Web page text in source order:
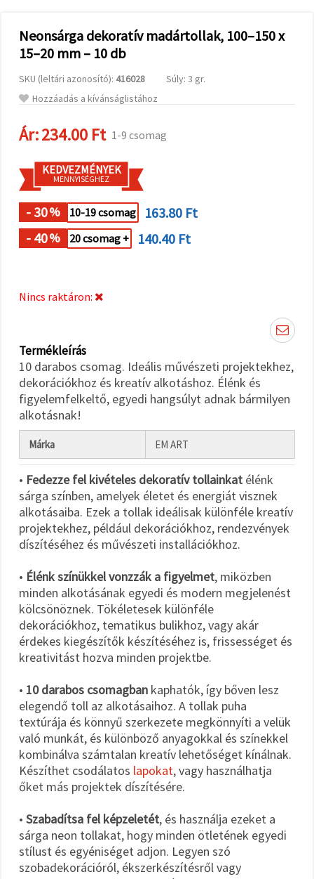
analitikai és
marketingpartnereink
segítségével
Az "Összes
elfogadása"
gombra
elfogadhatja
az összes
Beállításokban
megadhatja
preferenciáit
az adott
típusú sütik
kiválasztásával
"Mentés"
mindet
Beállítások
Neonsárga dekoratív madártollak, 100–150 x
15–20 mm – 10 db
SKU (leltári azonosító): 416028
Súly: 3 gr.
Hozzáadás a kívánságlistához
Ár:234.00 Ft 1-9 csomag
KEDVEZMÉNYEK
MENNYISÉGHEZ
- 30% 10-19 csomag
163.80 Ft
- 40% 20 csomag + 140.40 Ft
Nincs raktáron:
Termékleírás
10 darabos csomag. Ideális művészeti projektekhez,
dekorációkhoz és kreatív alkotáshoz. Élénk és
figyelemfelkeltő, egyedi hangsúlyt adnak bármilyen
alkotásnak!
Márka EM ART
• Fedezze fel kivételes dekoratív tollainkat élénk
sárga színben, amelyek életet és energiát visznek
alkotásaiba. Ezek a tollak ideálisak különféle kreatív
projektekhez, például dekorációkhoz, rendezvények
díszítéséhez és művészeti installációkhoz.
• Élénk színükkel vonzzák a figyelmet, miközben
minden alkotásának egyedi és modern megjelenést
kölcsönöznek. Tökéletesek különféle
dekorációkhoz, tematikus bulikhoz, vagy akár
érdekes kiegészítők készítéséhez is, frissességet és
kreativitást hozva minden projektbe.
• 10 darabos csomagban kaphatók, így bőven lesz
elegendő toll az alkotásaihoz. A tollak puha
textúrája és könnyű szerkezete megkönnyíti a velük
való munkát, és különböző anyagokkal és színekkel
kombinálva számtalan kreatív lehetőséget kínálnak.
Készíthet csodálatos lapokat, vagy használhatja
őket más projektek díszítésére.
• Szabadítsa fel képzeletét, és használja ezeket a
sárga neon tollakat, hogy minden ötletének egyedi
stílust és egyéniséget adjon. Legyen szó
szobadekorációról, ékszerkészítésről vagy